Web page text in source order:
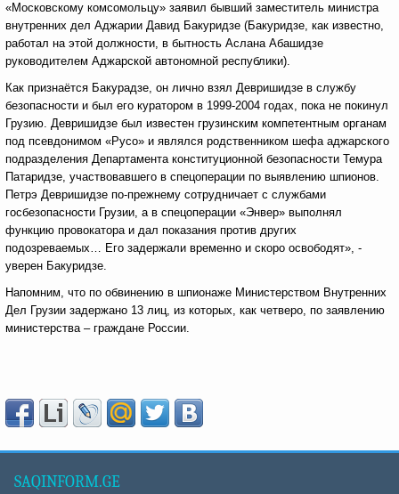
«Московскому комсомольцу» заявил бывший заместитель министра
внутренних дел Аджарии Давид Бакуридзе (Бакуридзе, как известно,
работал на этой должности, в бытность Аслана Абашидзе
руководителем Аджарской автономной республики).
Как признаётся Бакурадзе, он лично взял Девришидзе в службу
безопасности и был его куратором в 1999-2004 годах, пока не покинул
Грузию. Девришидзе был известен грузинским компетентным органам
под псевдонимом «Русо» и являлся родственником шефа аджарского
подразделения Департамента конституционной безопасности Темура
Патаридзе, участвовавшего в спецоперации по выявлению шпионов.
Петрэ Девришидзе по-прежнему сотрудничает с службами
госбезопасности Грузии, а в спецоперации «Энвер» выполнял
функцию провокатора и дал показания против других
подозреваемых… Его задержали временно и скоро освободят», -
уверен Бакуридзе.
Напомним, что по обвинению в шпионаже Министерством Внутренних
Дел Грузии задержано 13 лиц, из которых, как четверо, по заявлению
министерства – граждане России.
SAQINFORM.GE